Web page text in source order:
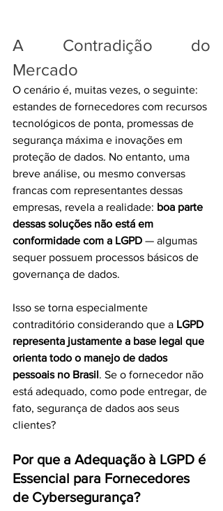
A Contradição do
Mercado
O cenário é, muitas vezes, o seguinte:
estandes de fornecedores com recursos
tecnológicos de ponta, promessas de
segurança máxima e inovações em
proteção de dados. No entanto, uma
breve análise, ou mesmo conversas
francas com representantes dessas
empresas, revela a realidade: boa parte
dessas soluções não está em
conformidade com a LGPD — algumas
sequer possuem processos básicos de
governança de dados.
Isso se torna especialmente
contraditório considerando que a LGPD
representa justamente a base legal que
orienta todo o manejo de dados
pessoais no Brasil. Se o fornecedor não
está adequado, como pode entregar, de
fato, segurança de dados aos seus
clientes?
Por que a Adequação à LGPD é
Essencial para Fornecedores
de Cybersegurança?